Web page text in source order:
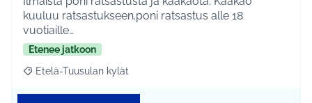
kuuluu ratsastukseen.poni ratsastus alle 18
vuotiaille…
Etenee jatkoon
Rajaa tulokset teeman mukaan: Etelä-Tuusulan kylät
Etelä-Tuusulan kylät